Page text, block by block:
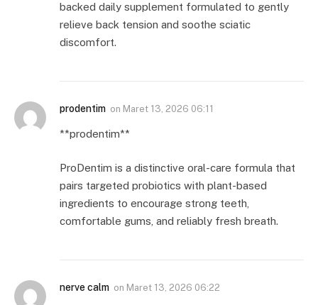
backed daily supplement formulated to gently
relieve back tension and soothe sciatic
discomfort.
prodentim on Maret 13, 2026 06:11
**prodentim**
ProDentim is a distinctive oral-care formula that
pairs targeted probiotics with plant-based
ingredients to encourage strong teeth,
comfortable gums, and reliably fresh breath.
nerve calm on Maret 13, 2026 06:22